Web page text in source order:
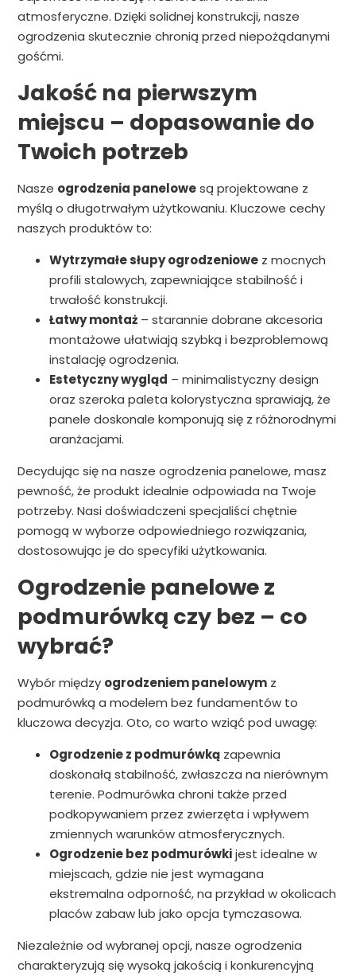
atmosferyczne. Dzięki solidnej konstrukcji, nasze
ogrodzenia skutecznie chronią przed niepożądanymi
gośćmi.
Jakość na pierwszym
miejscu – dopasowanie do
Twoich potrzeb
Nasze ogrodzenia panelowesą projektowane z
myślą o długotrwałym użytkowaniu. Kluczowe cechy
naszych produktów to:
Wytrzymałe słupy ogrodzeniowez mocnych
profili stalowych, zapewniające stabilność i
trwałość konstrukcji.
Łatwy montaż– starannie dobrane akcesoria
montażowe ułatwiają szybką i bezproblemową
instalację ogrodzenia.
Estetyczny wygląd – minimalistyczny design
oraz szeroka paleta kolorystyczna sprawiają, że
panele doskonale komponują się z różnorodnymi
aranżacjami.
Decydując się na nasze ogrodzenia panelowe, masz
pewność, że produkt idealnie odpowiada na Twoje
potrzeby. Nasi doświadczeni specjaliści chętnie
pomogą w wyborze odpowiedniego rozwiązania,
dostosowując je do specyfiki użytkowania.
Ogrodzenie panelowe z
podmurówką czy bez – co
wybrać?
Wybór między ogrodzeniem panelowymz
podmurówką a modelem bez fundamentów to
kluczowa decyzja. Oto, co warto wziąć pod uwagę:
Ogrodzenie z podmurówkązapewnia
doskonałą stabilność, zwłaszcza na nierównym
terenie. Podmurówka chroni także przed
podkopywaniem przez zwierzęta i wpływem
zmiennych warunków atmosferycznych.
Ogrodzenie bez podmurówkijest idealne w
miejscach, gdzie nie jest wymagana
ekstremalna odporność, na przykład w okolicach
placów zabaw lub jako opcja tymczasowa.
Niezależnie od wybranej opcji, nasze ogrodzenia
charakteryzują się wysoką jakością i konkurencyjną